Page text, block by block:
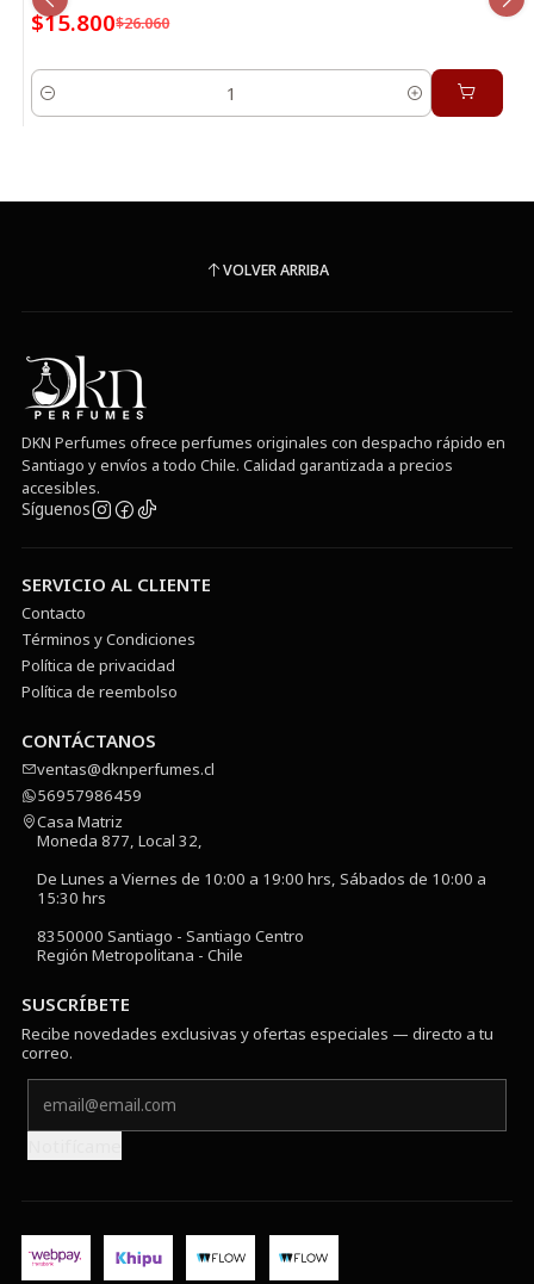
$15.800$26.060
Cantidad
VOLVER ARRIBA
DKN Perfumes ofrece perfumes originales con despacho rápido en
Santiago y envíos a todo Chile. Calidad garantizada a precios
accesibles.
Síguenos
SERVICIO AL CLIENTE
Contacto
Términos y Condiciones
Política de privacidad
Política de reembolso
CONTÁCTANOS
ventas@dknperfumes.cl
56957986459
Casa Matriz
Moneda 877, Local 32,
De Lunes a Viernes de 10:00 a 19:00 hrs, Sábados de 10:00 a
15:30 hrs
8350000 Santiago - Santiago Centro
Región Metropolitana - Chile
SUSCRÍBETE
Recibe novedades exclusivas y ofertas especiales — directo a tu
correo.